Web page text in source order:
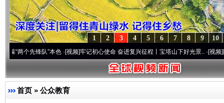
10
9
8
7
6
5
4
3
2
1
锋队”本色·[视频]牢记初心使命 奋进复兴征程丨宝塔山下好光景..·[视频]因党而生
首页 » 公众教育